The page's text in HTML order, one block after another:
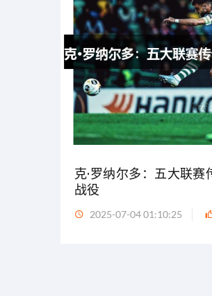
克·罗纳尔多：五大联
战役
2025-07-04 01:10:25